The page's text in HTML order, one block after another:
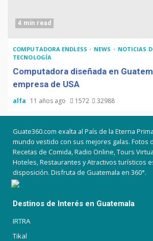
4 min read
COMPUTADORA ENDLESS NEWS
NOTICIAS
TECNOLOGÍA
Computadora diseñada en
empresa de USA
alfa 11 años ago 1572 32988
Guate360.com exalta al País de la Eterna
mundo vestido con sus mejores galas. Fotos
Recetas de Comida, Radio Online, Tours
Hoteles, Restaurantes y Atractivos turísticos
disposición. Disfruta de Guatemala en 360°.
Destinos de Interés en Guatemala
IRTRA
Tikal